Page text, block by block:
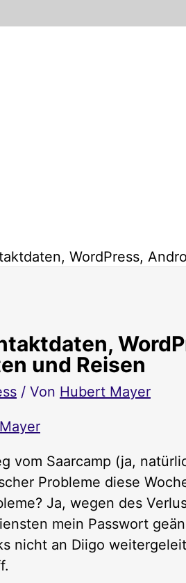
WordPress,
und Reisen
/ Von Hubert Mayer
vom Saarcamp (ja,
Probleme diese
Ja, wegen des
mein Passwort
nicht an Diigo